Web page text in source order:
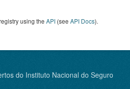
using the API (see API Docs).
do Instituto Nacional do Seguro